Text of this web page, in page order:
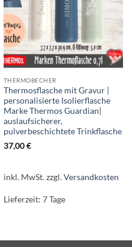
THERMOBECHER
Thermosflasche mit Gravur |
personalisierte Isolierflasche
Marke Thermos Guardian|
auslaufsicherer,
pulverbeschichtete Trinkflasche
37,00€
inkl. MwSt.zzgl.Versandkosten
Lieferzeit: 7 Tage